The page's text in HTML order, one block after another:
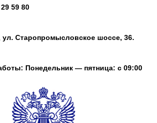
59 80
ул. Старопромысловское шоссе, 36.
Понедельник — пятница: с 09:00